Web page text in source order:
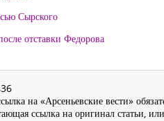
Сырского
отставки Федорова
на «Арсеньевские вести»
ссылка на оригинал статьи,